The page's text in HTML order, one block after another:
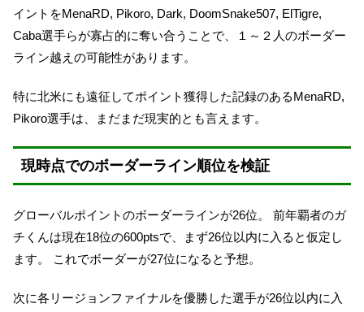
イントをMenaRD, Pikoro, Dark, DoomSnake507, ElTigre,
Caba選手らが寡占的に奪い合うことで、１～２人のボーダー
ライン越えの可能性があります。
特に北米にも遠征してポイント獲得した記録のあるMenaRD,
Pikoro選手は、まだまだ現実的とも言えます。
現時点でのボーダーライン順位を検証
グローバルポイントのボーダーラインが26位。 前年覇者のガ
チくんは現在18位の600ptsで、まず26位以内に入ると仮定し
ます。 これでボーダーが27位になると予想。
次に各リージョンファイナルを優勝した選手が26位以内に入